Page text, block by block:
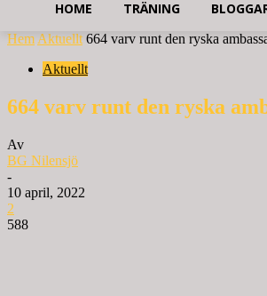
HOME TRÄNING
Hem Aktuellt 664 varv runt den ryska
Aktuellt
664 varv runt den ryska
Av
BG Nilensjö
-
10 april, 2022
2
588